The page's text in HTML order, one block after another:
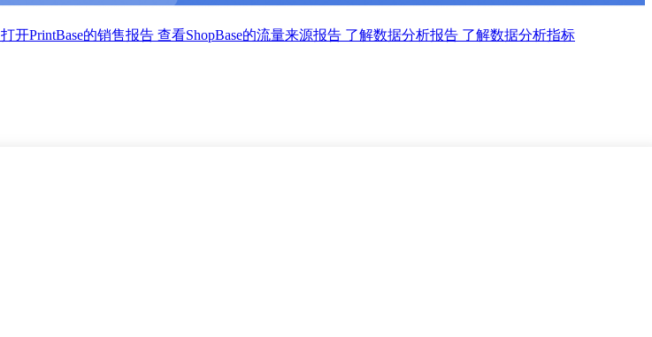
打开PrintBase的销售报告 查看ShopBase的流量来源报告 了解数据分析报告 了解数据分析指标